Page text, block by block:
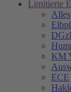
Limitierte
Alles
KM
ECE